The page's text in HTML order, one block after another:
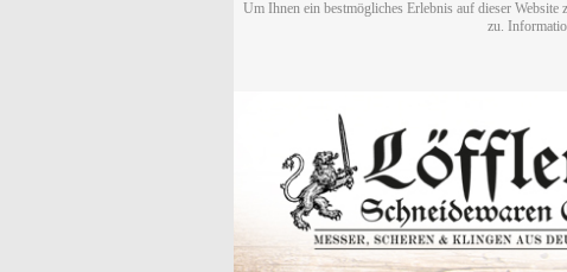
Um Ihnen ein bestmögliches Erlebnis auf dieser
zu.